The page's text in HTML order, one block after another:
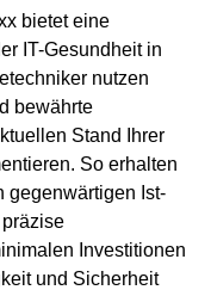
bietet eine
IT-Gesundheit in
nutzen
bewährte
Stand Ihrer
So erhalten
gegenwärtigen Ist-
Investitionen
und Sicherheit